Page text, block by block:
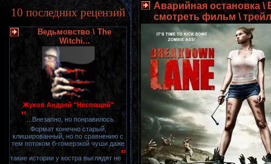
10 последних рецензий
Ведьмовство \ The
Witchi...
Жуков Андрей "Неспящий"
" ...Внезапно, но понравилось.
Формат конечно старый,
клишированный, но по сравнению с
тем потоком б-гомерзкой чуши даже
такие истории у костра выглядят не"
Аварийная остановка \
смотреть фильм \